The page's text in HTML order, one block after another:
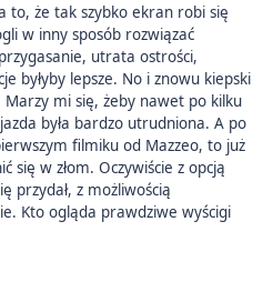
to, że tak szybko ekran robi się
w inny sposób rozwiązać
utrata ostrości,
byłyby lepsze. No i znowu kiepski
mi się, żeby nawet po kilku
była bardzo utrudniona. A po
filmiku od Mazzeo, to już
się w złom. Oczywiście z opcją
przydał, z możliwością
Kto ogląda prawdziwe wyścigi